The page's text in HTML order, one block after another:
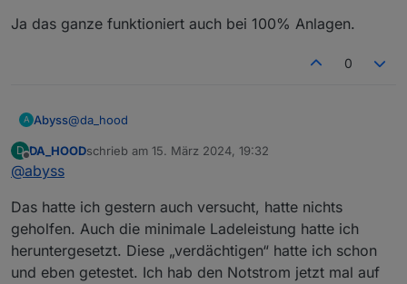
Ja das ganze funktioniert auch bei 100% Anlagen.
0
A Abyss@da_hood
Hatte ich bei mir Anfangs auch. Bei mir hat hier
dahin speist er alles ein.
Setz mal deinen Regelbeginn nach vorne.
D
Offline
DA_HOODschrieb am 15. März 2024, 19:32
zuletzt editiert von
@abyss
Das hatte ich gestern auch versucht, hatte nichts
geholfen. Auch die minimale Ladeleistung hatte ich
heruntergesetzt. Diese „verdächtigen“ hatte ich schon
und eben getestet. Ich hab den Notstrom jetzt mal auf